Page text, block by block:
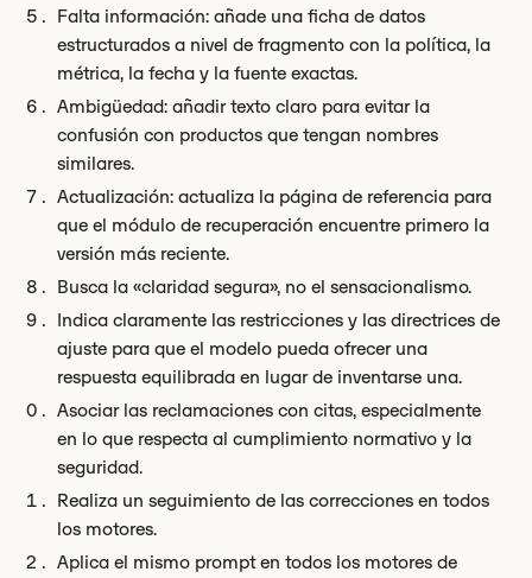
Falta información: añade una ficha de datos
estructurados a nivel de fragmento con la política, la
métrica, la fecha y la fuente exactas.
Ambigüedad: añadir texto claro para evitar la
confusión con productos que tengan nombres
similares.
Actualización: actualiza la página de referencia para
que el módulo de recuperación encuentre primero la
versión más reciente.
Busca la «claridad segura», no el sensacionalismo.
Indica claramente las restricciones y las directrices de
ajuste para que el modelo pueda ofrecer una
respuesta equilibrada en lugar de inventarse una.
Asociar las reclamaciones con citas, especialmente
en lo que respecta al cumplimiento normativo y la
seguridad.
Realiza un seguimiento de las correcciones en todos
los motores.
Aplica el mismo prompt en todos los motores de